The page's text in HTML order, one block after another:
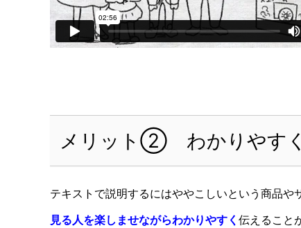
メリット② わかりやす
テキストで説明するにはややこしいという商品
見る人を楽しませながらわかりやすく 伝えること